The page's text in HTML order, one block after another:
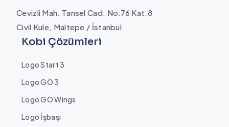
Cevizli Mah. Tansel Cad. No:76 Kat:8
Civil Kule, Maltepe / İstanbul
Kobi Çözümleri
Logo Start 3
Logo GO 3
Logo GO Wings
Logo İşbaşı